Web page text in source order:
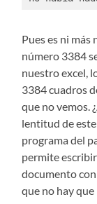
Pues es ni más
número 3384
nuestro excel,
3384 cuadros
que no vemos.
lentitud de
programa del
permite
documento
que no hay